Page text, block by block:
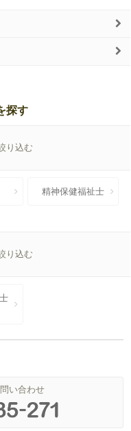
探す
り込む
精神保健福祉士
り込む
い合わせ